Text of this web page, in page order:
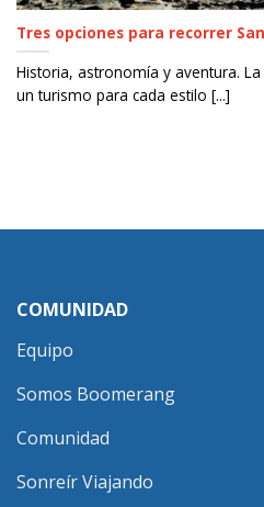
Tres opciones para recorrer
Historia, astronomía y aventura.
un turismo para cada estilo [...]
COMUNIDAD
Equipo
Somos Boomerang
Comunidad
Sonreír Viajando